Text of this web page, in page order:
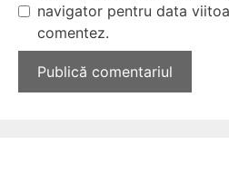
navigator pentru data
comentez.